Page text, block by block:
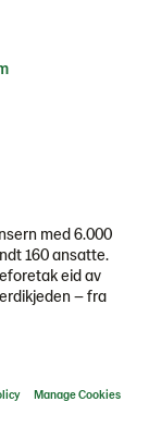
med 6.000
160 ansatte.
eid av
– fra
Manage Cookies